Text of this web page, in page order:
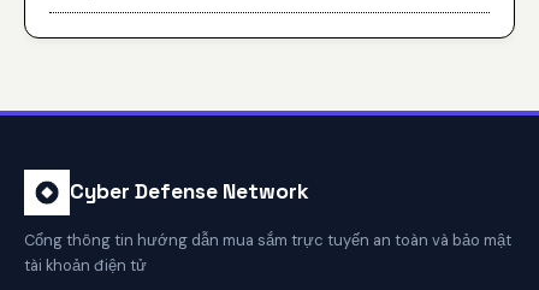
Cyber Defense Network
Cổng thông tin hướng dẫn mua sắm trực tuyến an toàn và bảo mật
tài khoản điện tử